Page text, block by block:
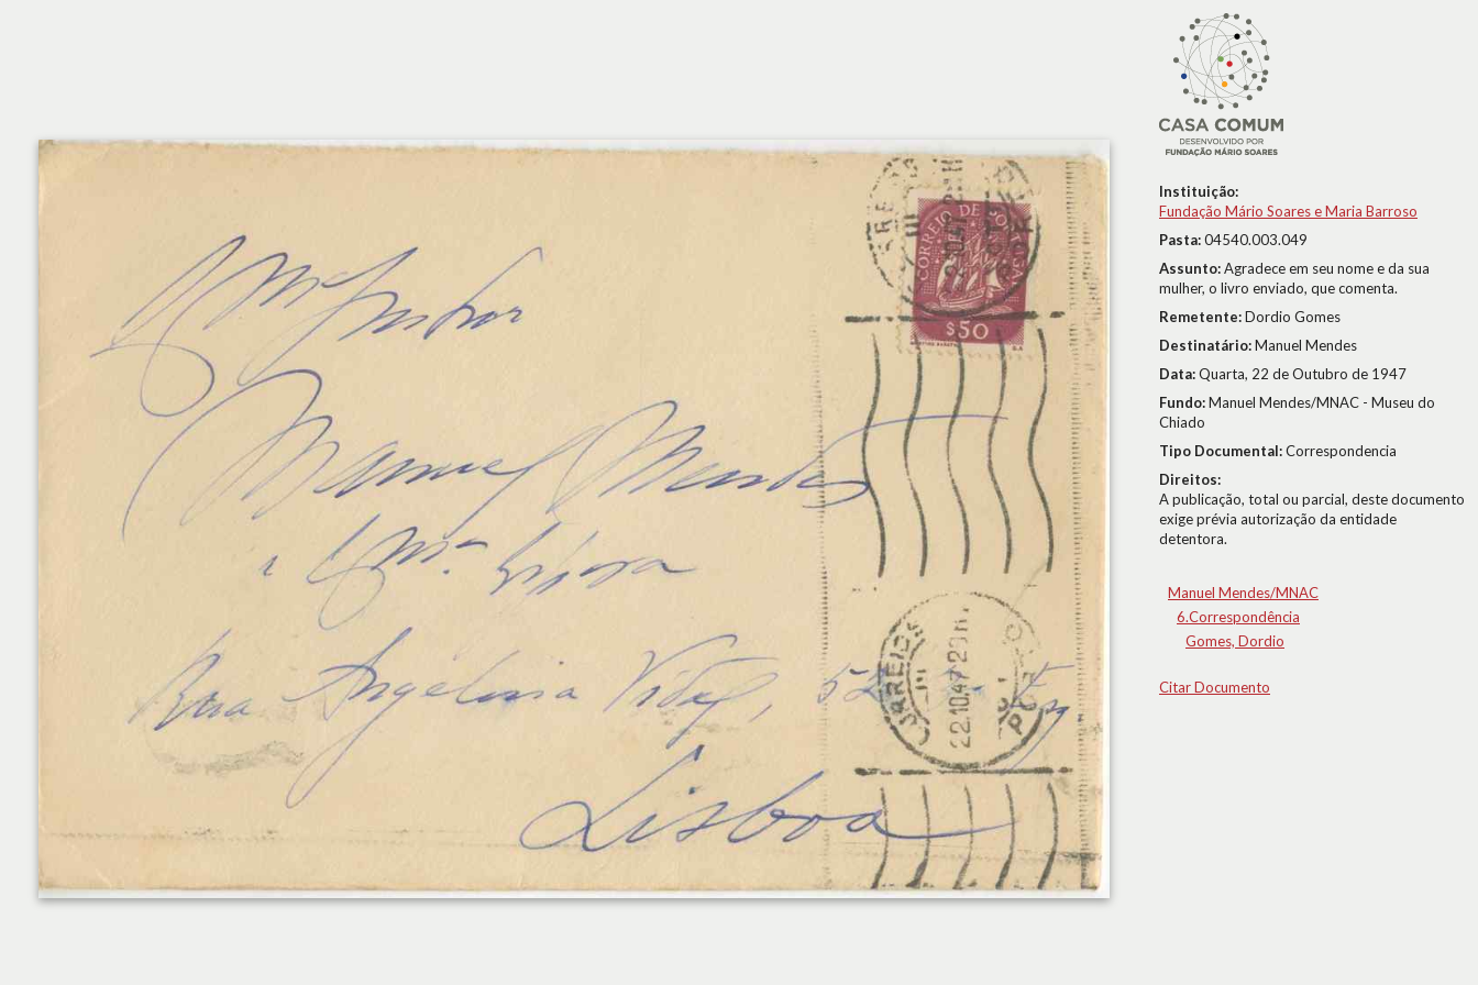
Instituição:
Fundação Mário Soares e Maria Barroso
Pasta:04540.003.049
Assunto:Agradece em seu nome e da sua
mulher, o livro enviado, que comenta.
Remetente:Dordio Gomes
Destinatário:Manuel Mendes
Data:Quarta, 22 de Outubro de 1947
Fundo:Manuel Mendes/MNAC - Museu do
Chiado
Tipo Documental:Correspondencia
Direitos:
A publicação, total ou parcial, deste documento
exige prévia autorização da entidade
detentora.
Manuel Mendes/MNAC
6.Correspondência
Gomes, Dordio
Citar Documento